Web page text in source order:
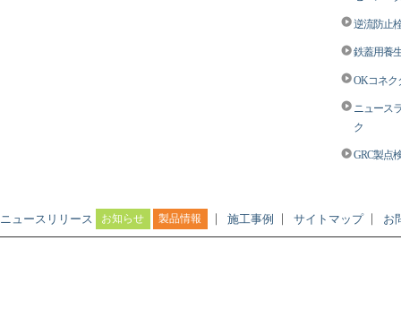
逆流防止
鉄蓋用養
OKコネク
ニュース
ク
GRC製点
ニュースリリース お知らせ 製品情報 ｜ 施工事例 ｜ サイトマップ｜ お